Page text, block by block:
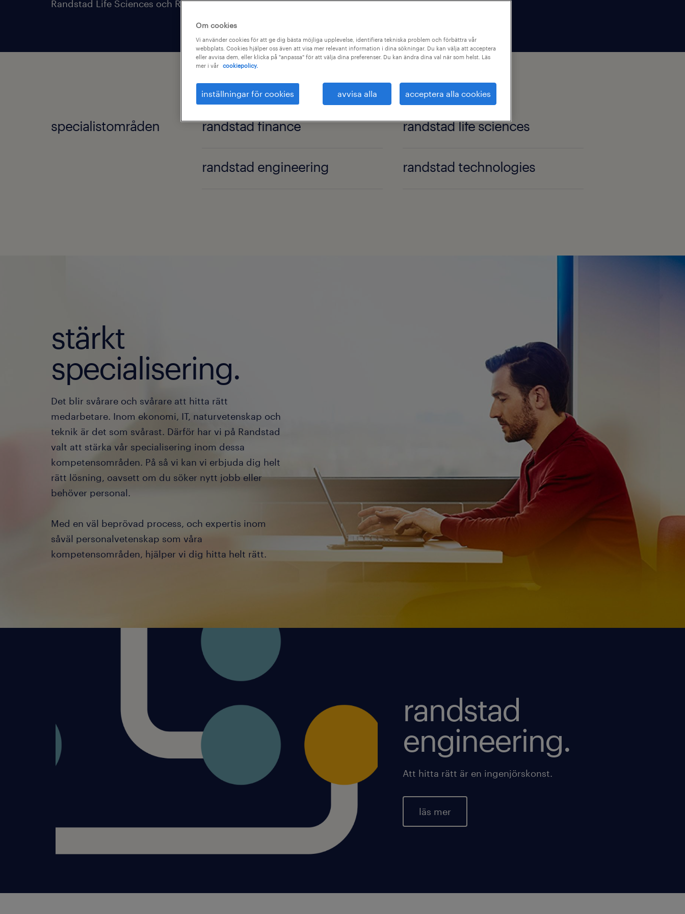
Randstad Life Sciences och Randstad Engineering.
specialistområden randstad finance randstad life sciences
randstad engineering randstad technologies
stärkt
specialisering.
Det blir svårare och svårare att hitta rätt
medarbetare. Inom ekonomi, IT, naturvetenskap och
teknik är det som svårast. Därför har vi på Randstad
valt att stärka vår specialisering inom dessa
kompetensområden. På så vi kan vi erbjuda dig helt
rätt lösning, oavsett om du söker nytt jobb eller
behöver personal.
Med en väl beprövad process, och expertis inom
såväl personalvetenskap som våra
kompetensområden, hjälper vi dig hitta helt rätt.
randstad
engineering.
Att hitta rätt är en ingenjörskonst.
läs mer
Om cookies
Vi använder cookies för att ge dig bästa möjliga upplevelse, identifiera tekniska problem och förbättra vår
webbplats. Cookies hjälper oss även att visa mer relevant information i dina sökningar. Du kan välja att acceptera
eller avvisa dem, eller klicka på "anpassa" för att välja dina preferenser. Du kan ändra dina val när som helst. Läs
mer i vår
cookiepolicy.
inställningar för cookies avvisa alla acceptera alla cookies